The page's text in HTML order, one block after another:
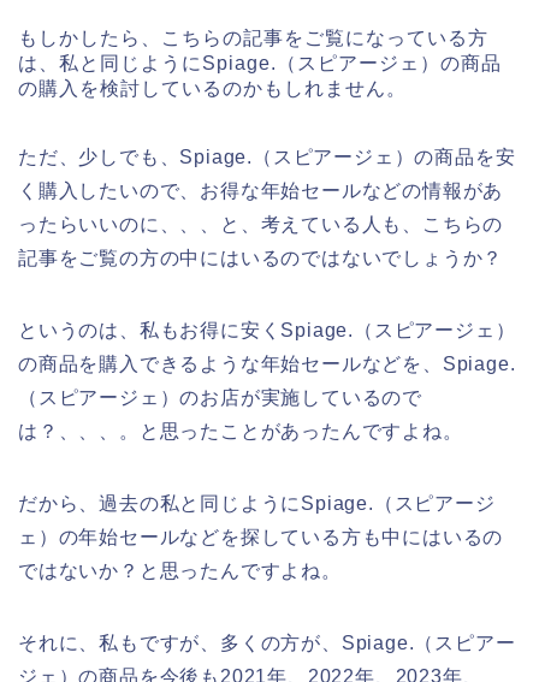
もしかしたら、こちらの記事をご覧になっている方
は、私と同じようにSpiage.（スピアージェ）の商品
の購入を検討しているのかもしれません。
ただ、少しでも、Spiage.（スピアージェ）の商品を安
く購入したいので、お得な年始セールなどの情報があ
ったらいいのに、、、と、考えている人も、こちらの
記事をご覧の方の中にはいるのではないでしょうか？
というのは、私もお得に安くSpiage.（スピアージェ）
の商品を購入できるような年始セールなどを、Spiage.
（スピアージェ）のお店が実施しているので
は？、、、。と思ったことがあったんですよね。
だから、過去の私と同じようにSpiage.（スピアージ
ェ）の年始セールなどを探している方も中にはいるの
ではないか？と思ったんですよね。
それに、私もですが、多くの方が、Spiage.（スピアー
ジェ）の商品を今後も2021年、2022年、2023年、